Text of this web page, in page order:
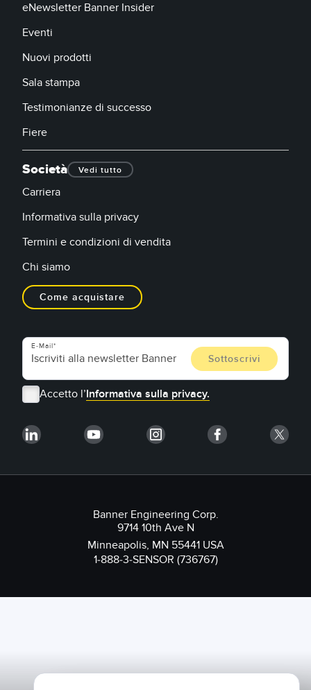
eNewsletter Banner Insider
Eventi
Nuovi prodotti
Sala stampa
Testimonianze di successo
Fiere
Società Vedi tutto
Carriera
Informativa sulla privacy
Termini e condizioni di vendita
Chi siamo
Come acquistare
E-Mail
Accetto l’Informativa sulla privacy.
Banner Engineering Corp.
9714 10th Ave N
Minneapolis, MN 55441 USA
1-888-3-SENSOR (736767)